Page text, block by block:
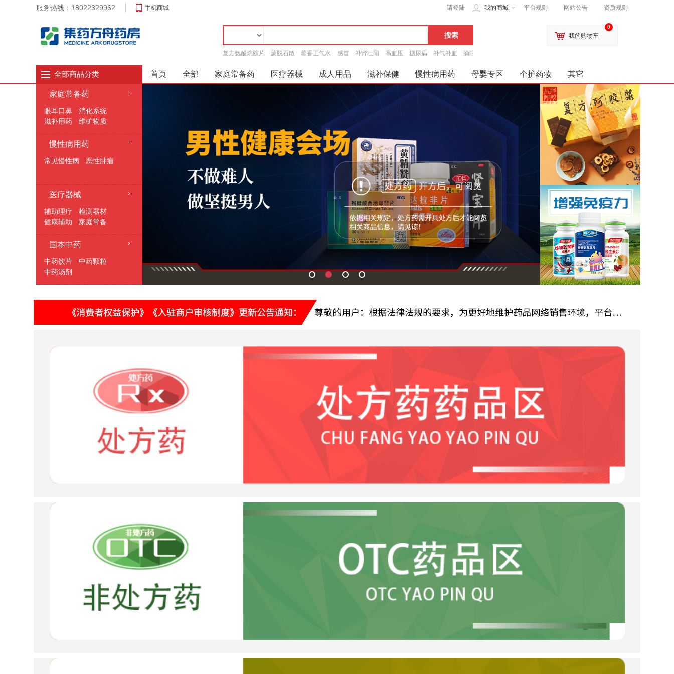
服务热线：18022329962 手机商城 资质规则
网站公告
平台规则
我的商城
请登陆
复方氨酚烷胺片 蒙脱石散 藿香正气水 感冒 补肾壮阳 高血压 糖尿病 补气补血 滴眼液
0
我的购物车
全部商品分类
家庭常备药
眼耳口鼻
消化系统
滋补用药
维矿物质
妇科产品用药
心脑血管
内分泌用药
慢性病用药
常见慢性病 恶性肿瘤
医疗器械
辅助理疗
检测器材
健康辅助
家庭常备
隐形眼镜
其它
国本中药
中药饮片
中药颗粒
中药汤剂
首页 全部 家庭常备药 医疗器械 成人用品 滋补保健 慢性病用药 母婴专区 个护药妆 其它